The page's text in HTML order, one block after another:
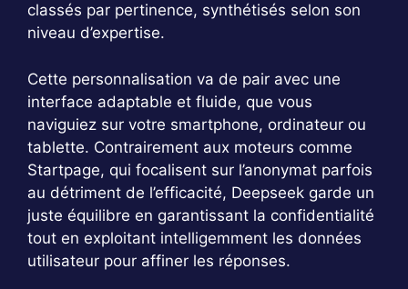
classés par pertinence, synthétisés selon son
niveau d’expertise.
Cette personnalisation va de pair avec une
interface adaptable et fluide, que vous
naviguiez sur votre smartphone, ordinateur ou
tablette. Contrairement aux moteurs comme
Startpage, qui focalisent sur l’anonymat parfois
au détriment de l’efficacité, Deepseek garde un
juste équilibre en garantissant la confidentialité
tout en exploitant intelligemment les données
utilisateur pour affiner les réponses.